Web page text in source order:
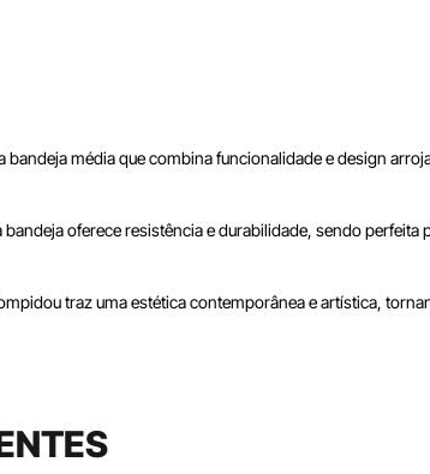
bandeja média que combina funcionalidade e design
bandeja oferece resistência e durabilidade, sendo
traz uma estética contemporânea e artística,